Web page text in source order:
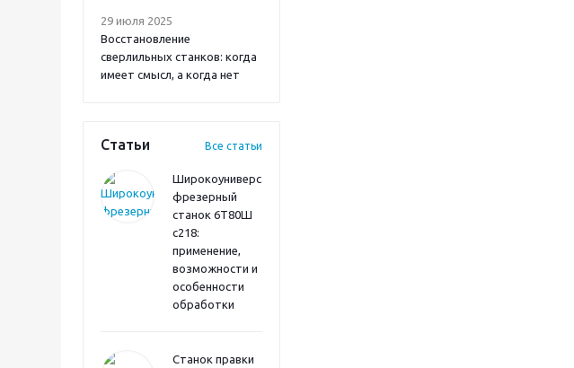
29 июля 2025
Восстановление
сверлильных станков: когда
имеет смысл, а когда нет
Статьи Все статьи
Широкоуниверсальный
фрезерный
станок 6Т80Ш
с218:
применение,
возможности и
особенности
обработки
Станок правки